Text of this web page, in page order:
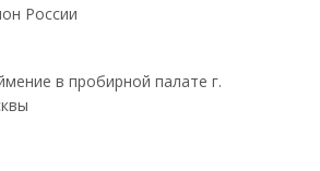
России
в пробирной палате г.